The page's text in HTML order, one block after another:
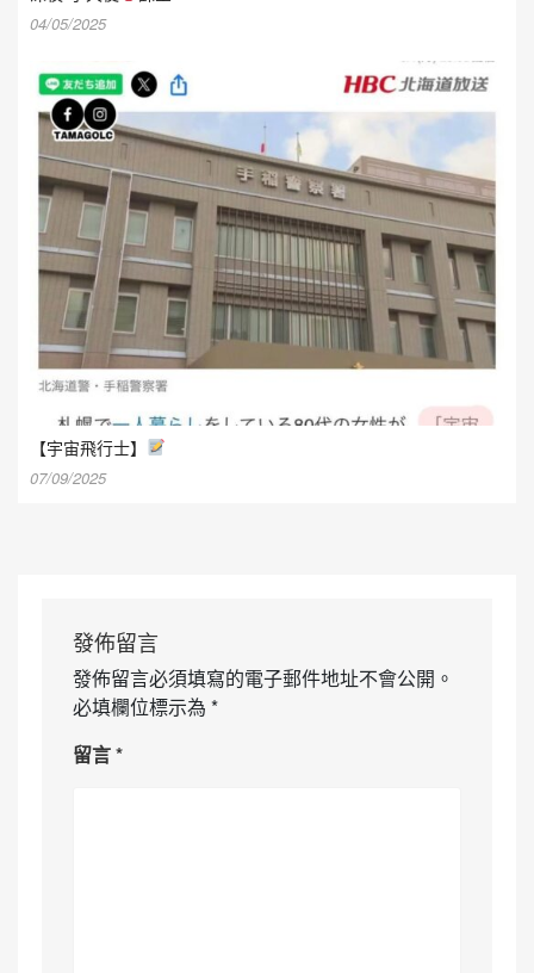
04/05/2025
【宇宙飛行士】
07/09/2025
發佈留言
發佈留言必須填寫的電子郵件地址不會公開。
必填欄位標示為 *
留言*